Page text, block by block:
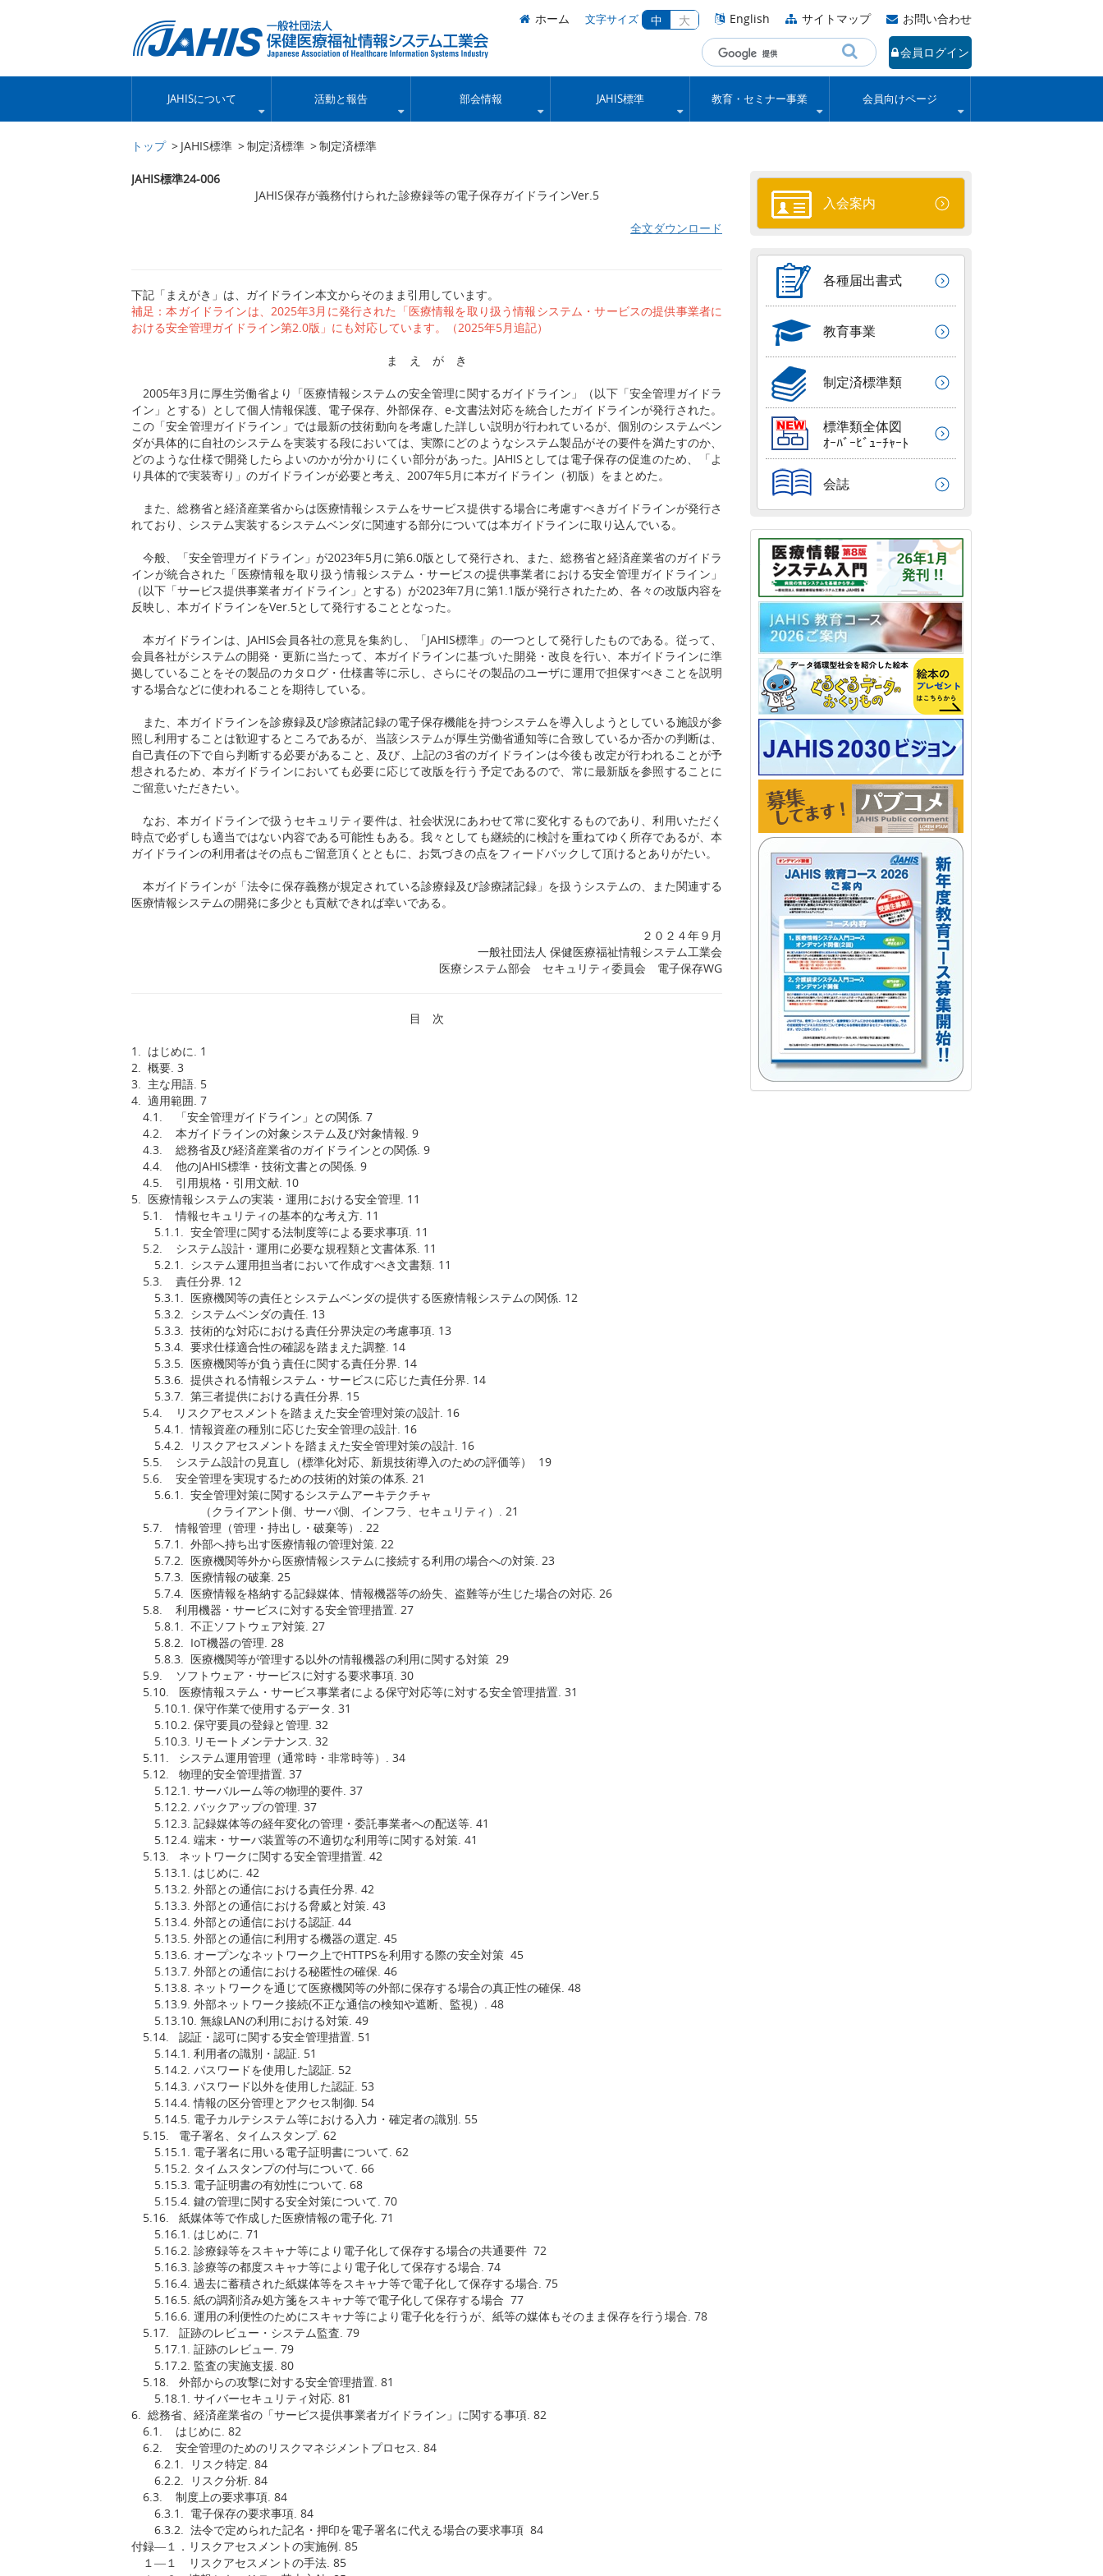
ホーム 文字サイズ 中 大 English サイトマップ お問い合わせ
会員ログイン
JAHISについて 活動と報告 部会情報 JAHIS標準 教育・セミナー事業 会員向けページ
トップ JAHIS標準 制定済標準 制定済標準
JAHIS標準24-006
JAHIS保存が義務付けられた診療録等の電子保存ガイドラインVer.5
全文ダウンロード
下記「まえがき」は、ガイドライン本文からそのまま引用しています。
補足：本ガイドラインは、2025年3月に発行された「医療情報を取り扱う情報システム・サービスの提供事業者に
おける安全管理ガイドライン第2.0版」にも対応しています。（2025年5月追記）
ま え が き
2005年3月に厚生労働省より「医療情報システムの安全管理に関するガイドライン」（以下「安全管理ガイドラ
イン」とする）として個人情報保護、電子保存、外部保存、e-文書法対応を統合したガイドラインが発行された。
この「安全管理ガイドライン」では最新の技術動向を考慮した詳しい説明が行われているが、個別のシステムベン
ダが具体的に自社のシステムを実装する段においては、実際にどのようなシステム製品がその要件を満たすのか、
どのような仕様で開発したらよいのかが分かりにくい部分があった。JAHISとしては電子保存の促進のため、「よ
り具体的で実装寄り」のガイドラインが必要と考え、2007年5月に本ガイドライン（初版）をまとめた。
また、総務省と経済産業省からは医療情報システムをサービス提供する場合に考慮すべきガイドラインが発行さ
れており、システム実装するシステムベンダに関連する部分については本ガイドラインに取り込んでいる。
今般、「安全管理ガイドライン」が2023年5月に第6.0版として発行され、また、総務省と経済産業省のガイドラ
インが統合された「医療情報を取り扱う情報システム・サービスの提供事業者における安全管理ガイドライン」
（以下「サービス提供事業者ガイドライン」とする）が2023年7月に第1.1版が発行されたため、各々の改版内容を
反映し、本ガイドラインをVer.5として発行することとなった。
本ガイドラインは、JAHIS会員各社の意見を集約し、「JAHIS標準」の一つとして発行したものである。従って、
会員各社がシステムの開発・更新に当たって、本ガイドラインに基づいた開発・改良を行い、本ガイドラインに準
拠していることをその製品のカタログ・仕様書等に示し、さらにその製品のユーザに運用で担保すべきことを説明
する場合などに使われることを期待している。
また、本ガイドラインを診療録及び診療諸記録の電子保存機能を持つシステムを導入しようとしている施設が参
照し利用することは歓迎するところであるが、当該システムが厚生労働省通知等に合致しているか否かの判断は、
自己責任の下で自ら判断する必要があること、及び、上記の3省のガイドラインは今後も改定が行われることが予
想されるため、本ガイドラインにおいても必要に応じて改版を行う予定であるので、常に最新版を参照することに
ご留意いただきたい。
なお、本ガイドラインで扱うセキュリティ要件は、社会状況にあわせて常に変化するものであり、利用いただく
時点で必ずしも適当ではない内容である可能性もある。我々としても継続的に検討を重ねてゆく所存であるが、本
ガイドラインの利用者はその点もご留意頂くとともに、お気づきの点をフィードバックして頂けるとありがたい。
本ガイドラインが「法令に保存義務が規定されている診療録及び診療諸記録」を扱うシステムの、また関連する
医療情報システムの開発に多少とも貢献できれば幸いである。
２０２４年９月
一般社団法人 保健医療福祉情報システム工業会
医療システム部会 セキュリティ委員会 電子保存WG
目 次
1. はじめに. 1
2. 概要. 3
3. 主な用語. 5
4. 適用範囲. 7
4.1. 「安全管理ガイドライン」との関係. 7
4.2. 本ガイドラインの対象システム及び対象情報. 9
4.3. 総務省及び経済産業省のガイドラインとの関係. 9
4.4. 他のJAHIS標準・技術文書との関係. 9
4.5. 引用規格・引用文献. 10
5. 医療情報システムの実装・運用における安全管理. 11
5.1. 情報セキュリティの基本的な考え方. 11
5.1.1. 安全管理に関する法制度等による要求事項. 11
5.2. システム設計・運用に必要な規程類と文書体系. 11
5.2.1. システム運用担当者において作成すべき文書類. 11
5.3. 責任分界. 12
5.3.1. 医療機関等の責任とシステムベンダの提供する医療情報システムの関係. 12
5.3.2. システムベンダの責任. 13
5.3.3. 技術的な対応における責任分界決定の考慮事項. 13
5.3.4. 要求仕様適合性の確認を踏まえた調整. 14
5.3.5. 医療機関等が負う責任に関する責任分界. 14
5.3.6. 提供される情報システム・サービスに応じた責任分界. 14
5.3.7. 第三者提供における責任分界. 15
5.4. リスクアセスメントを踏まえた安全管理対策の設計. 16
5.4.1. 情報資産の種別に応じた安全管理の設計. 16
5.4.2. リスクアセスメントを踏まえた安全管理対策の設計. 16
5.5. システム設計の見直し（標準化対応、新規技術導入のための評価等） 19
5.6. 安全管理を実現するための技術的対策の体系. 21
5.6.1. 安全管理対策に関するシステムアーキテクチャ
（クライアント側、サーバ側、インフラ、セキュリティ）. 21
5.7. 情報管理（管理・持出し・破棄等）. 22
5.7.1. 外部へ持ち出す医療情報の管理対策. 22
5.7.2. 医療機関等外から医療情報システムに接続する利用の場合への対策. 23
5.7.3. 医療情報の破棄. 25
5.7.4. 医療情報を格納する記録媒体、情報機器等の紛失、盗難等が生じた場合の対応. 26
5.8. 利用機器・サービスに対する安全管理措置. 27
5.8.1. 不正ソフトウェア対策. 27
5.8.2. IoT機器の管理. 28
5.8.3. 医療機関等が管理する以外の情報機器の利用に関する対策 29
5.9. ソフトウェア・サービスに対する要求事項. 30
5.10. 医療情報ステム・サービス事業者による保守対応等に対する安全管理措置. 31
5.10.1. 保守作業で使用するデータ. 31
5.10.2. 保守要員の登録と管理. 32
5.10.3. リモートメンテナンス. 32
5.11. システム運用管理（通常時・非常時等）. 34
5.12. 物理的安全管理措置. 37
5.12.1. サーバルーム等の物理的要件. 37
5.12.2. バックアップの管理. 37
5.12.3. 記録媒体等の経年変化の管理・委託事業者への配送等. 41
5.12.4. 端末・サーバ装置等の不適切な利用等に関する対策. 41
5.13. ネットワークに関する安全管理措置. 42
5.13.1. はじめに. 42
5.13.2. 外部との通信における責任分界. 42
5.13.3. 外部との通信における脅威と対策. 43
5.13.4. 外部との通信における認証. 44
5.13.5. 外部との通信に利用する機器の選定. 45
5.13.6. オープンなネットワーク上でHTTPSを利用する際の安全対策 45
5.13.7. 外部との通信における秘匿性の確保. 46
5.13.8. ネットワークを通じて医療機関等の外部に保存する場合の真正性の確保. 48
5.13.9. 外部ネットワーク接続(不正な通信の検知や遮断、監視）. 48
5.13.10. 無線LANの利用における対策. 49
5.14. 認証・認可に関する安全管理措置. 51
5.14.1. 利用者の識別・認証. 51
5.14.2. パスワードを使用した認証. 52
5.14.3. パスワード以外を使用した認証. 53
5.14.4. 情報の区分管理とアクセス制御. 54
5.14.5. 電子カルテシステム等における入力・確定者の識別. 55
5.15. 電子署名、タイムスタンプ. 62
5.15.1. 電子署名に用いる電子証明書について. 62
5.15.2. タイムスタンプの付与について. 66
5.15.3. 電子証明書の有効性について. 68
5.15.4. 鍵の管理に関する安全対策について. 70
5.16. 紙媒体等で作成した医療情報の電子化. 71
5.16.1. はじめに. 71
5.16.2. 診療録等をスキャナ等により電子化して保存する場合の共通要件 72
5.16.3. 診療等の都度スキャナ等により電子化して保存する場合. 74
5.16.4. 過去に蓄積された紙媒体等をスキャナ等で電子化して保存する場合. 75
5.16.5. 紙の調剤済み処方箋をスキャナ等で電子化して保存する場合 77
5.16.6. 運用の利便性のためにスキャナ等により電子化を行うが、紙等の媒体もそのまま保存を行う場合. 78
5.17. 証跡のレビュー・システム監査. 79
5.17.1. 証跡のレビュー. 79
5.17.2. 監査の実施支援. 80
5.18. 外部からの攻撃に対する安全管理措置. 81
5.18.1. サイバーセキュリティ対応. 81
6. 総務省、経済産業省の「サービス提供事業者ガイドライン」に関する事項. 82
6.1. はじめに. 82
6.2. 安全管理のためのリスクマネジメントプロセス. 84
6.2.1. リスク特定. 84
6.2.2. リスク分析. 84
6.3. 制度上の要求事項. 84
6.3.1. 電子保存の要求事項. 84
6.3.2. 法令で定められた記名・押印を電子署名に代える場合の要求事項 84
付録―１．リスクアセスメントの実施例. 85
１―１ リスクアセスメントの手法. 85
入会案内
各種届出書式
教育事業
制定済標準類
標準類全体図
ｵｰﾊﾞｰﾋﾞｭｰﾁｬｰﾄ
会誌